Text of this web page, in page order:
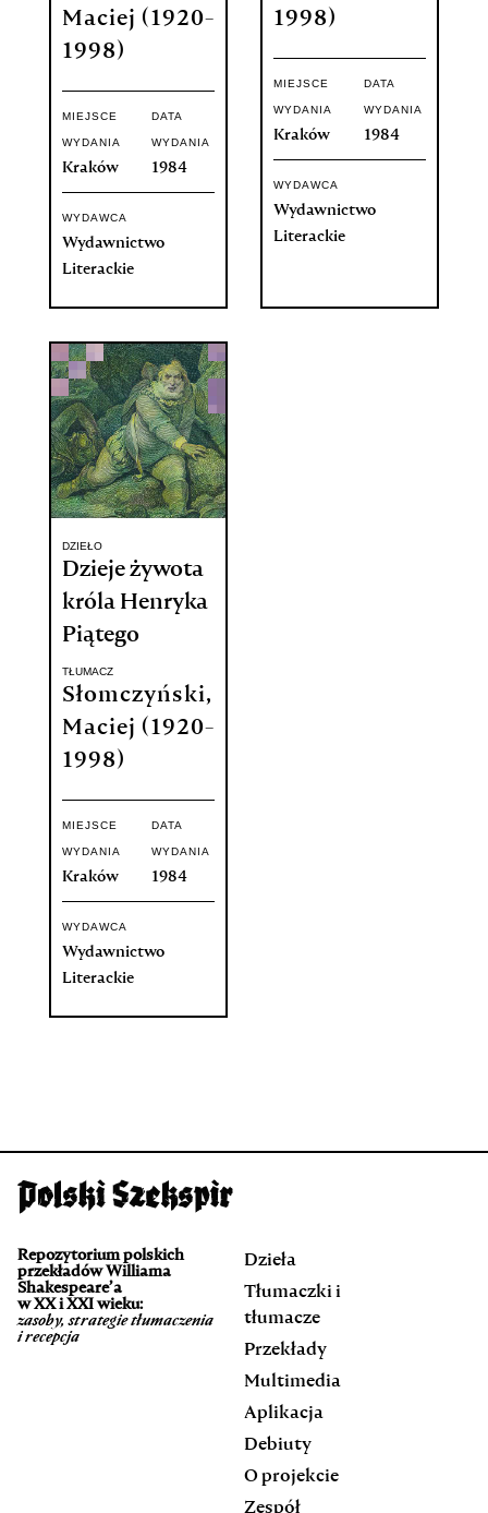
Maciej (1920-
1998)
MIEJSCE
WYDANIA
Kraków
DATA
WYDANIA
1984
WYDAWCA
Wydawnictwo
Literackie
1998)
MIEJSCE
WYDANIA
Kraków
DATA
WYDANIA
1984
WYDAWCA
Wydawnictwo
Literackie
DZIEŁO
Dzieje żywota
króla Henryka
Piątego
TŁUMACZ
Słomczyński,
Maciej (1920-
1998)
MIEJSCE
WYDANIA
Kraków
DATA
WYDANIA
1984
WYDAWCA
Wydawnictwo
Literackie
Repozytorium polskich
przekładów Williama
Shakespeare’a
w XX i XXI wieku:
zasoby, strategie tłumaczenia
i recepcja
Dzieła
Tłumaczki i
tłumacze
Przekłady
Multimedia
Aplikacja
Debiuty
O projekcie
Zespół